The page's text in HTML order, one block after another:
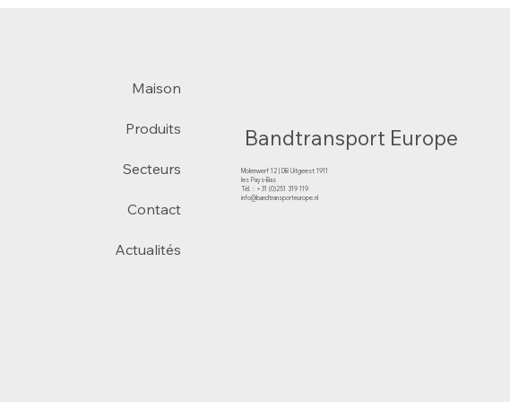
Bandtransport Europe
Molenwerf 12 | DB Uitgeest 1911
les Pays-Bas
Tél. : +31 (0)251 319 119
info@bandtransporteurope.nl
Maison
Produits
Secteurs
Contact
Actualités